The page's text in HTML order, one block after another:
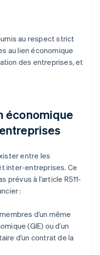
au respect strict
au lien économique
des entreprises, et
économique
entre les
inter-entreprises. Ce
prévus à l’article R511-
:
d’un même
(GIE) ou d’un
d’un contrat de la